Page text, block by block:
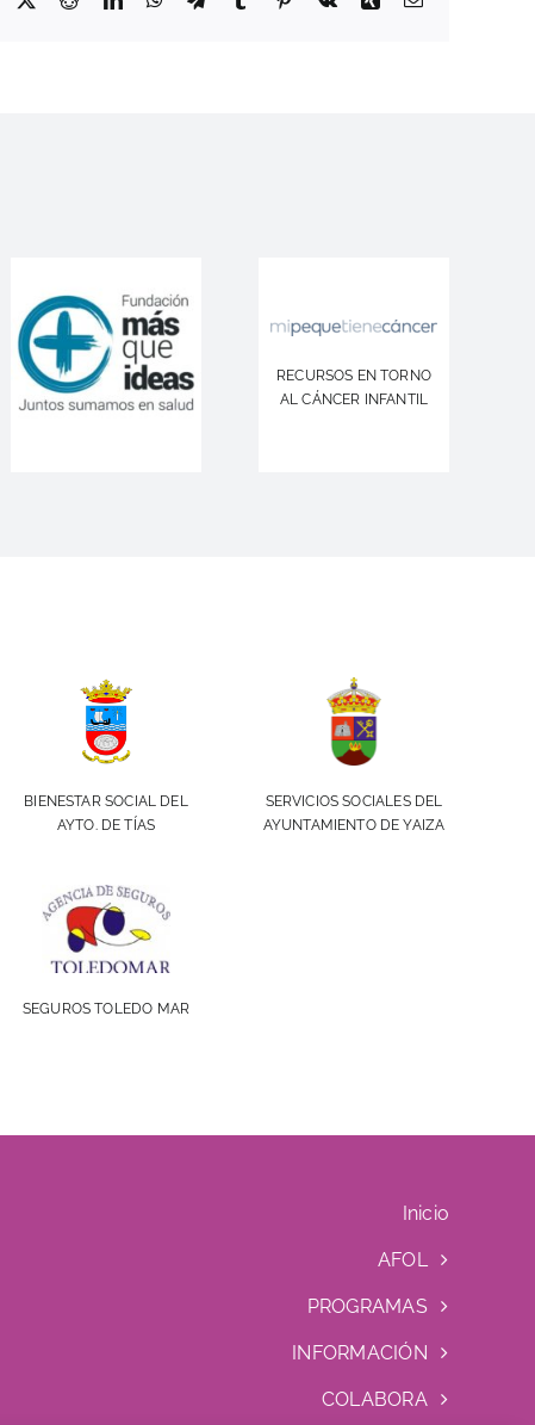
RECURSOS EN TORNO
AL CÁNCER INFANTIL
BIENESTAR SOCIAL DEL
AYTO. DE TÍAS
SERVICIOS SOCIALES DEL
AYUNTAMIENTO DE YAIZA
SEGUROS TOLEDO MAR
Inicio
AFOL
PROGRAMAS
INFORMACIÓN
COLABORA